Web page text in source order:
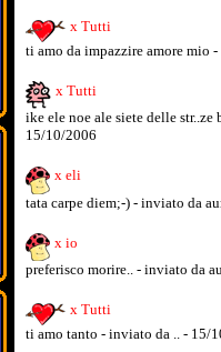
x Tutti
ti amo da impazzire amore mio
x Tutti
ike ele noe ale siete delle str..ze
15/10/2006
x eli
tata carpe diem;-) - inviato da
x io
preferisco morire.. - inviato da
x Tutti
ti amo tanto - inviato da .. - 15/